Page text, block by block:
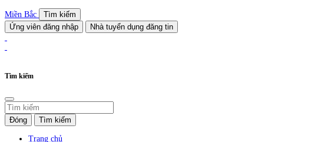
Miền Bắc
Tìm kiếm
Ứng viên đăng nhập
Nhà tuyển dụng đăng tin
Tìm kiếm
Đóng Tìm kiếm
Trang chủ